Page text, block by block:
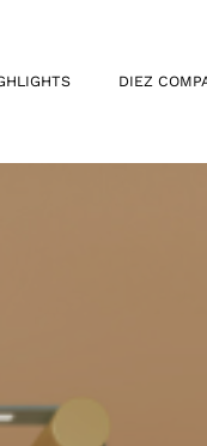
DIEZ